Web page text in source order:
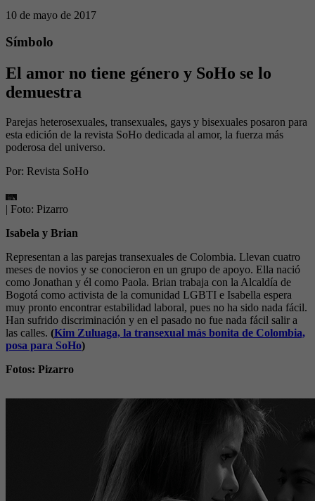
10 de mayo de 2017
Símbolo
El amor no tiene género y SoHo se lo
demuestra
Parejas heterosexuales, transexuales, gays y bisexuales posaron para
esta edición de la revista SoHo dedicada al amor, la fuerza más
poderosa del universo.
Por: Revista SoHo
| Foto: Pizarro
Isabela y Brian
Representan a las parejas transexuales de Colombia. Llevan cuatro
meses de novios y se conocieron en un grupo de apoyo. Ella nació
como Jonathan y él como Paola. Brian trabaja con la Alcaldía de
Bogotá como activista de la comunidad LGBTI e Isabella espera
muy pronto encontrar estabilidad laboral, pues no ha sido nada fácil.
Han sufrido discriminación y en el pasado no fue nada fácil salir a
las calles. (Kim Zuluaga, la transexual más bonita de Colombia,
posa para SoHo)
Fotos: Pizarro